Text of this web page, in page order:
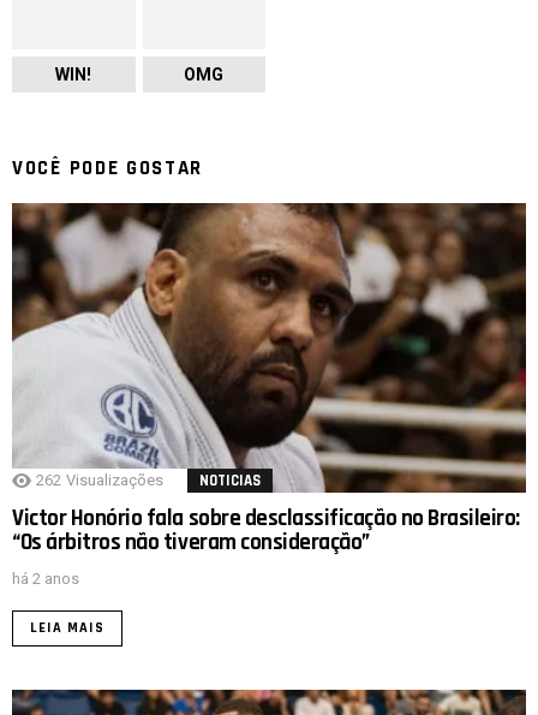
WIN! OMG
VOCÊ PODE GOSTAR
262 Visualizações NOTICIAS
Victor Honório fala sobre desclassificação no Brasileiro:
“Os árbitros não tiveram consideração”
há 2 anos
LEIA MAIS